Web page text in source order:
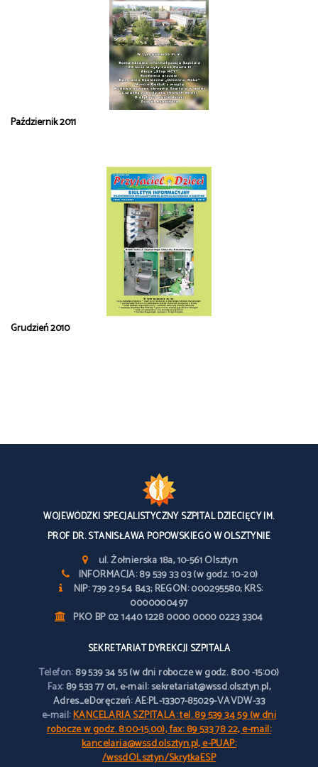
Październik 2011
Grudzień 2010
WOJEWÓDZKI SPECJALISTYCZNY SZPITAL DZIECIĘCY IM.
PROF DR. STANISŁAWA POPOWSKIEGO W OLSZTYNIE
ul. Żołnierska 18a, 10-561 Olsztyn
INFORMACJA: 89 539 33 03 (w godz. 10-20)
NIP: 739 29 54 843; REGON: 000295580; KRS:
0000000497
PKO BP 02 1440 1228 0000 0000 0223 3304
SEKRETARIAT DYREKCJI SZPITALA
Telefon:89 539 34 55 (w dni robocze w godz. 8:00 -15:00)
Fax:89 533 77 01, e-mail: sekretariat@wssd.olsztyn.pl,
Adres_eDoręczeń: AE:PL-13307-85029-VAVDW-33
e-mail:KANCELARIA SZPITALA: tel. 89 539 34 59 (w dni
robocze w godz. 8:00-15.00), fax: 89 533 78 22, e-mail:
kancelaria@wssd.olsztyn.pl, e-PUAP:
/wssdOLsztyn/SkrytkaESP